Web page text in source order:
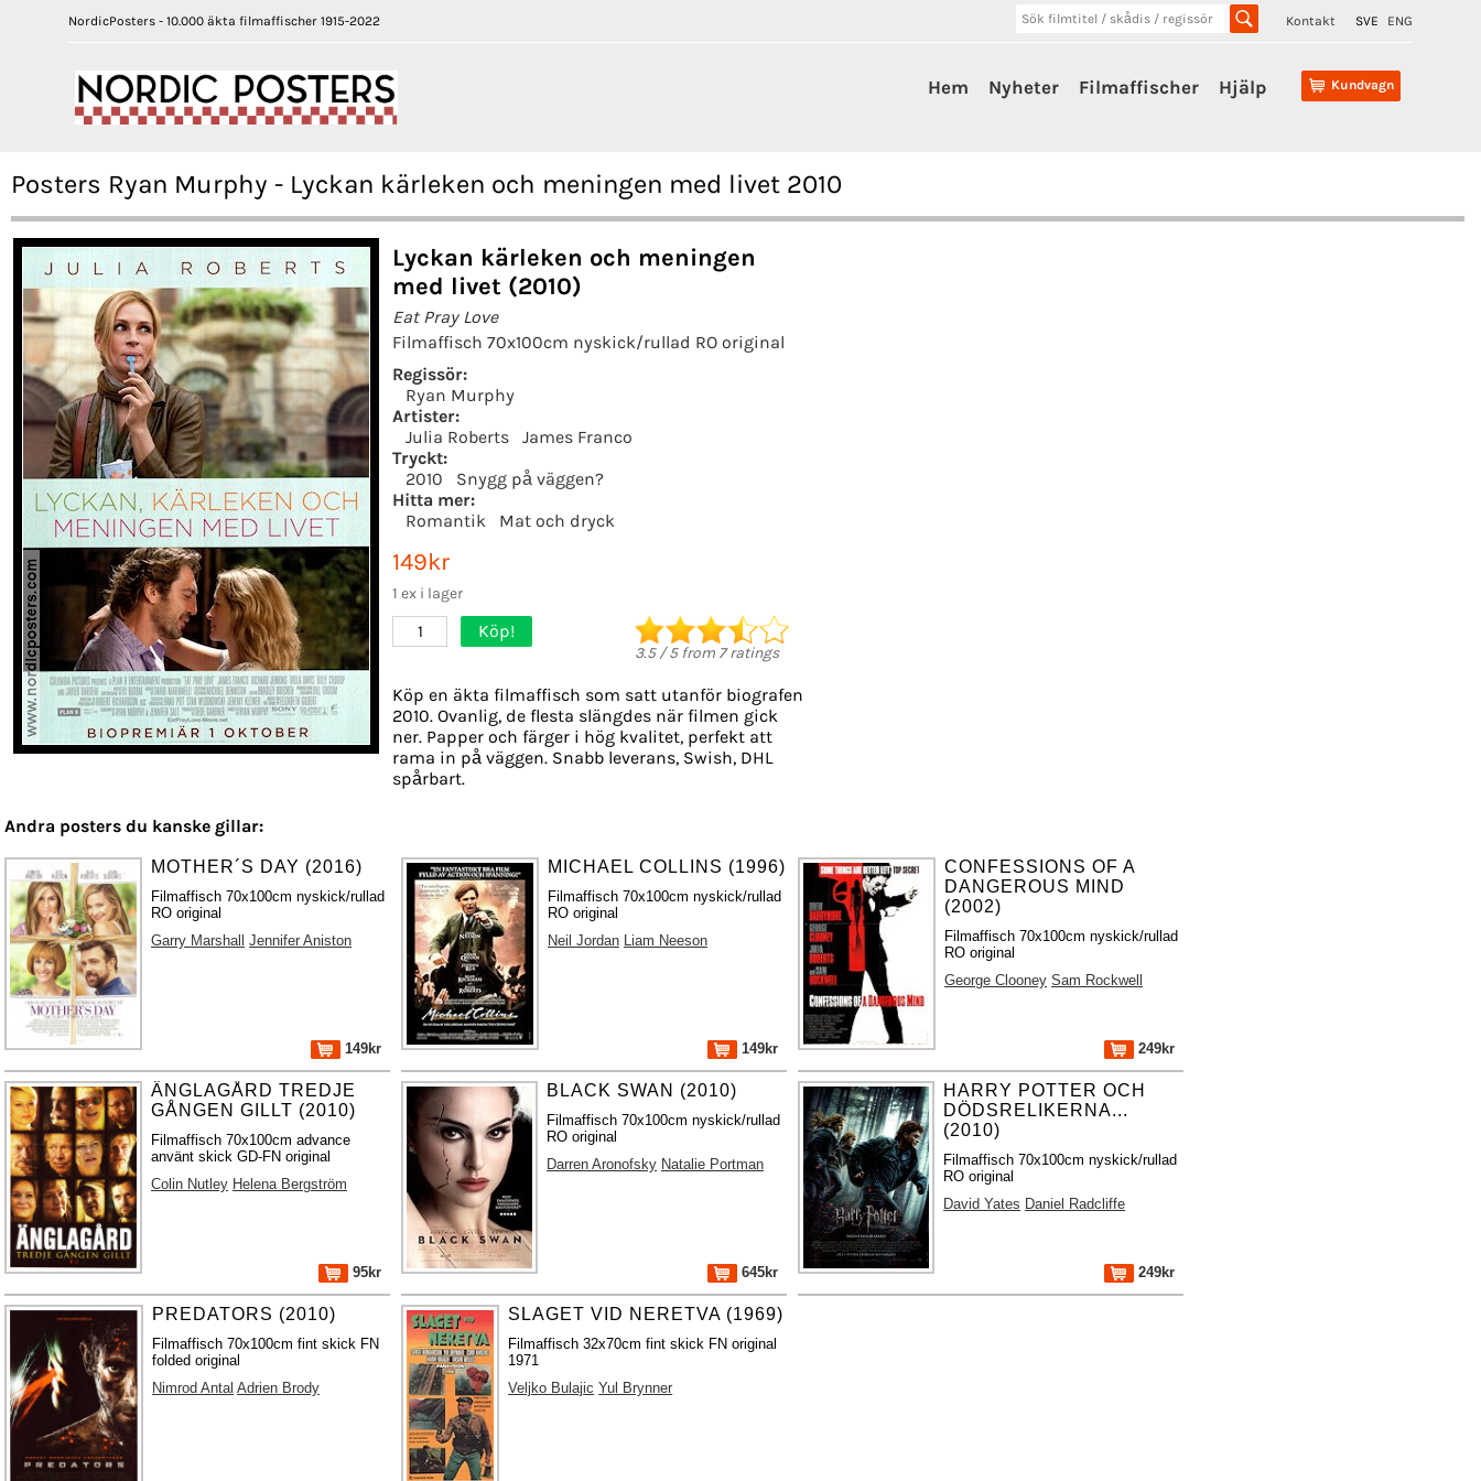
NordicPosters - 10.000 äkta filmaffischer 1915-2022 Kontakt SVE ENG
Kundvagn
Hem Nyheter Filmaffischer Hjälp
Posters Ryan Murphy - Lyckan kärleken och meningen med livet 2010
Lyckan kärleken och meningen
med livet (2010)
Eat Pray Love
Filmaffisch 70x100cm nyskick/rullad RO original
Regissör:
Ryan Murphy
Artister:
Julia Roberts
James Franco
Tryckt:
2010
Snygg på väggen?
Hitta mer:
Romantik
Mat och dryck
149kr
1 ex i lager
1 Köp!
3.5/5from 7ratings
Köp en äkta filmaffisch som satt utanför biografen
2010. Ovanlig, de flesta slängdes när filmen gick
ner. Papper och färger i hög kvalitet, perfekt att
rama in på väggen. Snabb leverans, Swish, DHL
spårbart.
Andra posters du kanske gillar:
MOTHER´S DAY (2016)
Filmaffisch 70x100cm nyskick/rullad
RO original
Garry Marshall Jennifer Aniston
149kr
MICHAEL COLLINS (1996)
Filmaffisch 70x100cm nyskick/rullad
RO original
Neil Jordan Liam Neeson
149kr
CONFESSIONS OF A
DANGEROUS MIND
(2002)
Filmaffisch 70x100cm nyskick/rullad
RO original
George Clooney Sam Rockwell
249kr
ÄNGLAGÅRD TREDJE
GÅNGEN GILLT (2010)
Filmaffisch 70x100cm advance
använt skick GD-FN original
Colin Nutley Helena Bergström
95kr
BLACK SWAN (2010)
Filmaffisch 70x100cm nyskick/rullad
RO original
Darren Aronofsky Natalie Portman
645kr
HARRY POTTER OCH
DÖDSRELIKERNA...
(2010)
Filmaffisch 70x100cm nyskick/rullad
RO original
David Yates Daniel Radcliffe
249kr
PREDATORS (2010)
Filmaffisch 70x100cm fint skick FN
folded original
Nimrod Antal Adrien Brody
SLAGET VID NERETVA (1969)
Filmaffisch 32x70cm fint skick FN original
1971
Veljko Bulajic Yul Brynner